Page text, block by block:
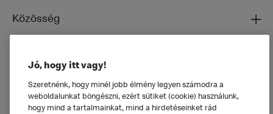
Közösség
Általános
Jó, hogy itt vagy!
Szeretnénk, hogy minél jobb élmény legyen számodra a
weboldalunkat böngészni, ezért sütiket (cookie) használunk,
hogy mind a tartalmainkat, mind a hirdetéseinket rád